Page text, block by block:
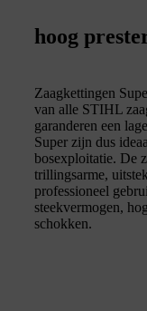
hoog
Zaagkettingen
van alle STIHL
garanderen een
Super zijn dus
bosexploitatie. De
trillingsarme,
professioneel
steekvermogen,
schokken.